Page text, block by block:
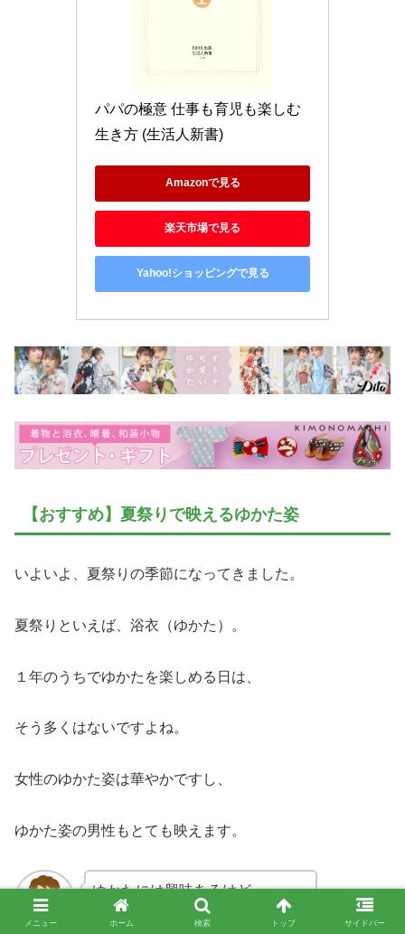
パパの極意 仕事も育児も楽しむ
生き方 (生活人新書)
Amazonで見る
楽天市場で見る
Yahoo!ショッピングで見る
【おすすめ】夏祭りで映えるゆかた姿
いよいよ、夏祭りの季節になってきました。
夏祭りといえば、浴衣（ゆかた）。
１年のうちでゆかたを楽しめる日は、
そう多くはないですよね。
女性のゆかた姿は華やかですし、
ゆかた姿の男性もとても映えます。
ゆかたには興味あるけど、
どんなゆかたを選んだらいいか、
メニュー ホーム 検索 トップ サイドバー